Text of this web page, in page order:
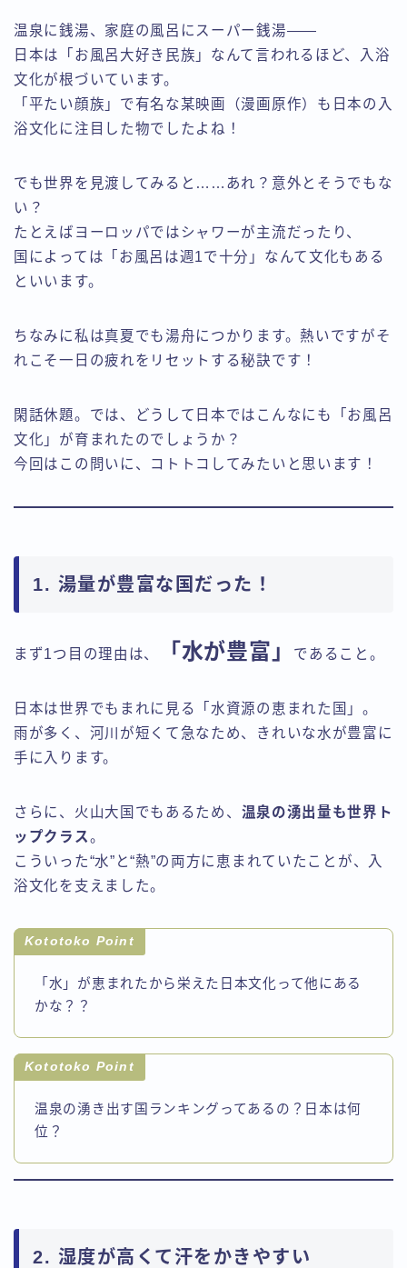
温泉に銭湯、家庭の風呂にスーパー銭湯——
日本は「お風呂大好き民族」なんて言われるほど、入浴
文化が根づいています。
「平たい顔族」で有名な某映画（漫画原作）も日本の入
浴文化に注目した物でしたよね！
でも世界を見渡してみると……あれ？意外とそうでもな
い？
たとえばヨーロッパではシャワーが主流だったり、
国によっては「お風呂は週1で十分」なんて文化もある
といいます。
ちなみに私は真夏でも湯舟につかります。熱いですがそ
れこそ一日の疲れをリセットする秘訣です！
閑話休題。では、どうして日本ではこんなにも「お風呂
文化」が育まれたのでしょうか？
今回はこの問いに、コトトコしてみたいと思います！
1. 湯量が豊富な国だった！
まず1つ目の理由は、 「水が豊富」 であること。
日本は世界でもまれに見る「水資源の恵まれた国」。
雨が多く、河川が短くて急なため、きれいな水が豊富に
手に入ります。
さらに、火山大国でもあるため、 温泉の湧出量も世界ト
ップクラス。
こういった“水”と“熱”の両方に恵まれていたことが、入
浴文化を支えました。
Kototoko Point
「水」が恵まれたから栄えた日本文化って他にある
かな？？
Kototoko Point
温泉の湧き出す国ランキングってあるの？日本は何
位？
2. 湿度が高くて汗をかきやすい